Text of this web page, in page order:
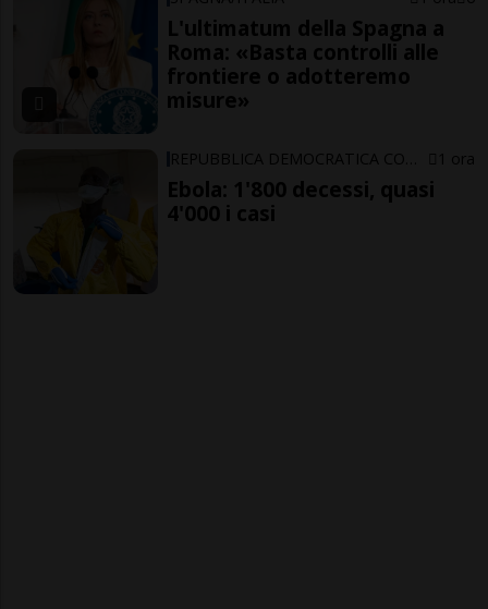
L'ultimatum della Spagna a
Roma: «Basta controlli alle
frontiere o adotteremo
misure»
1 ora
Ebola: 1'800 decessi, quasi
4'000 i casi